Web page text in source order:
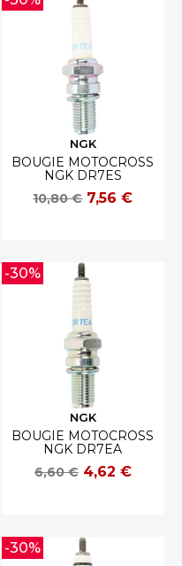
NGK
BOUGIE MOTOCROSS
NGK DR7ES
10,80 € 7,56 €
NGK
BOUGIE MOTOCROSS
NGK DR7EA
6,60 € 4,62 €
-30%
-30%